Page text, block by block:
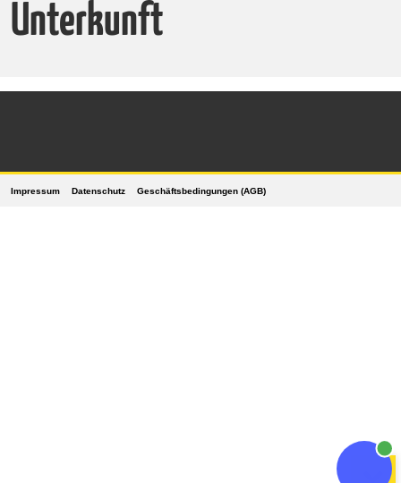
Unterkunft
Impressum Datenschutz Geschäftsbedingungen (AGB)